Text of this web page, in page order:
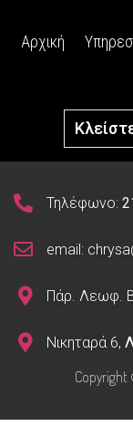
Αρχική
Τηλέφωνο:
email:
Πάρ. Λεωφ.
Νικηταρά 6,
Copyright